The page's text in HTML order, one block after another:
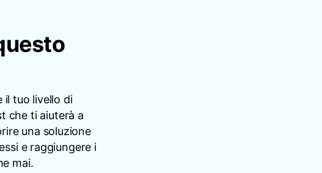
il tuo livello di
che ti aiuterà a
una soluzione
e raggiungere i
mai.